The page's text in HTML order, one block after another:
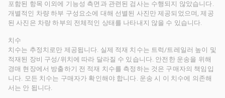
포함된 항목 이외에 기능성 측면과 관련된 검사는 수행되지 않았습니다.
개별적인 차량 하부 구성요소에 대해 선별된 사진만 제공되었으며, 제공
된 사진은 차량 하부의 전체적인 상태를 나타내지 않을 수 있습니다.
치수
치수는 추정치로만 제공됩니다. 실제 적재 치수는 트럭/트레일러 높이 및
적재된 장비 구성/위치에 따라 달라질 수 있습니다. 안전한 운송을 위해
경매 현장에서 방출하기 전 적재 치수를 측정하는 것은 구매자의 책임입
니다. 모든 치수는 구매자가 확인해야 합니다. 운송 시 이 치수에 의존해
서는 안 됩니다.